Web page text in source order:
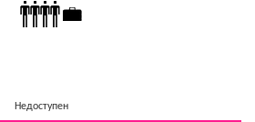
Недоступен